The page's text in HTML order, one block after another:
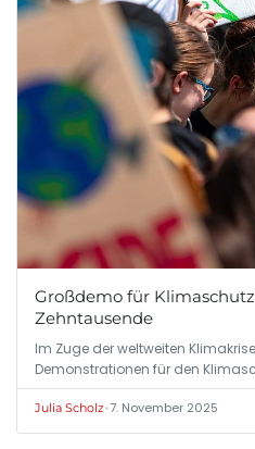
Großdemo für
Zehntausende
Im Zuge der weltweiten
Demonstrationen für den
Julia Scholz•7. November 2025